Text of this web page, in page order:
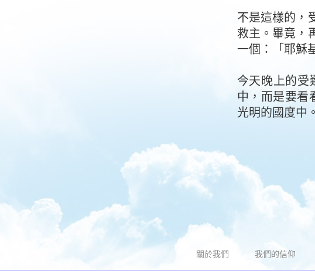
不是這樣的，
救主。畢竟，
一個：「耶穌
今天晚上的受
中，而是要看
光明的國度中。
關於我們 我們的信仰